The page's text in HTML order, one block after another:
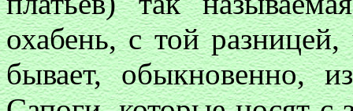
охабень, с той
бывает, обыкновенно,